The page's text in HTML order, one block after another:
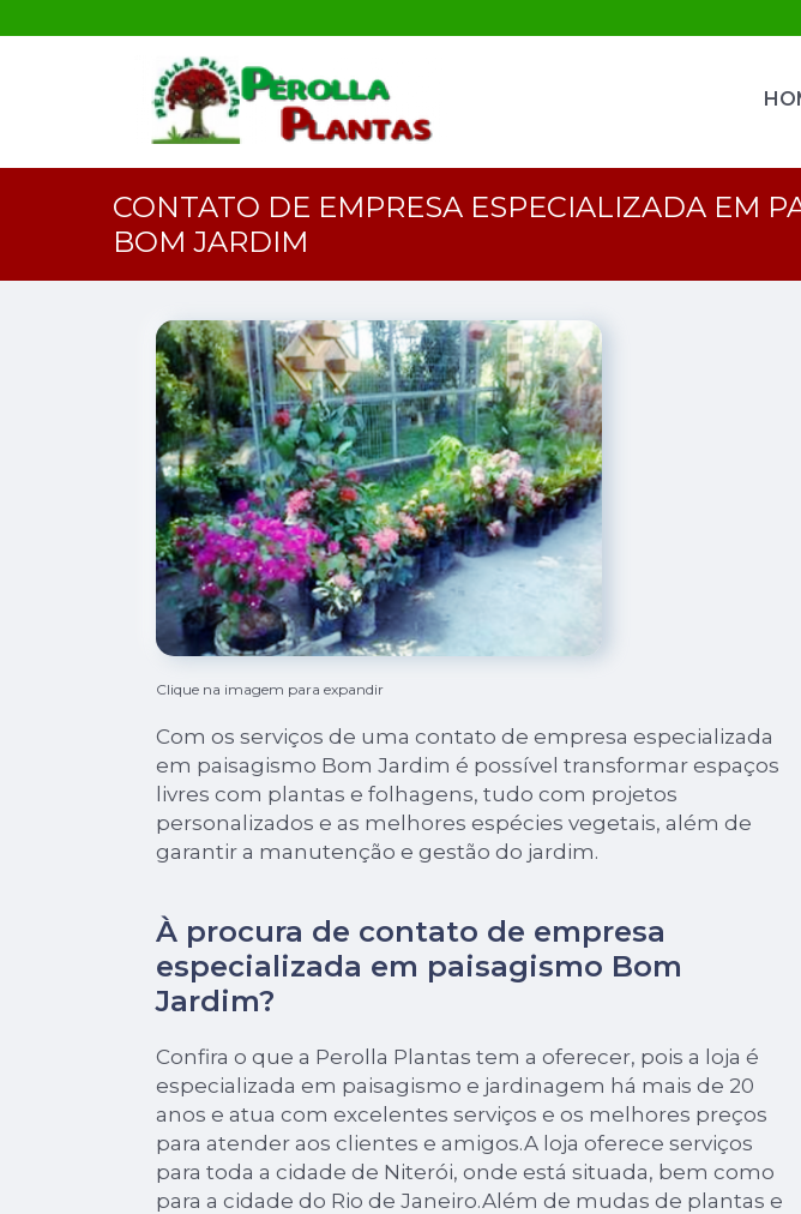
CONTATO DE EMPRESA ESPECIALIZADA EM
BOM JARDIM
Clique na imagem para expandir
Com os serviços de uma contato de empresa especializada
em paisagismo Bom Jardim é possível transformar espaços
livres com plantas e folhagens, tudo com projetos
personalizados e as melhores espécies vegetais, além de
garantir a manutenção e gestão do jardim.
À procura de contato de empresa
especializada em paisagismo Bom
Jardim?
Confira o que a Perolla Plantas tem a oferecer, pois a loja é
especializada em paisagismo e jardinagem há mais de 20
anos e atua com excelentes serviços e os melhores preços
para atender aos clientes e amigos.A loja oferece serviços
para toda a cidade de Niterói, onde está situada, bem como
para a cidade do Rio de Janeiro.Além de mudas de plantas e